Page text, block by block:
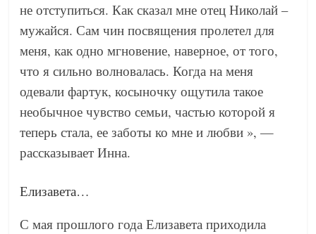
не отступиться. Как сказал мне отец Николай –
мужайся. Сам чин посвящения пролетел для
меня, как одно мгновение, наверное, от того,
что я сильно волновалась. Когда на меня
одевали фартук, косыночку ощутила такое
необычное чувство семьи, частью которой я
теперь стала, ее заботы ко мне и любви », —
рассказывает Инна.
Елизавета…
С мая прошлого года Елизавета приходила